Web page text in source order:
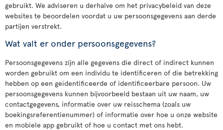
gebruikt. We adviseren u derhalve om het privacybeleid van deze
websites te beoordelen voordat u uw persoonsgegevens aan derde
partijen verstrekt.
Wat valt er onder persoonsgegevens?
Persoonsgegevens zijn alle gegevens die direct of indirect kunnen
worden gebruikt om een individu te identificeren of die betrekking
hebben op een geïdentificeerde of identificeerbare persoon. Uw
persoonsgegevens kunnen bijvoorbeeld bestaan uit uw naam, uw
contactgegevens, informatie over uw reisschema (zoals uw
boekingsreferentienummer) of informatie over hoe u onze website
en mobiele app gebruikt of hoe u contact met ons hebt.